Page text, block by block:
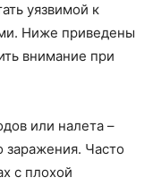
уязвимой к
Ниже приведены
внимание при
или налета –
заражения. Часто
с плохой